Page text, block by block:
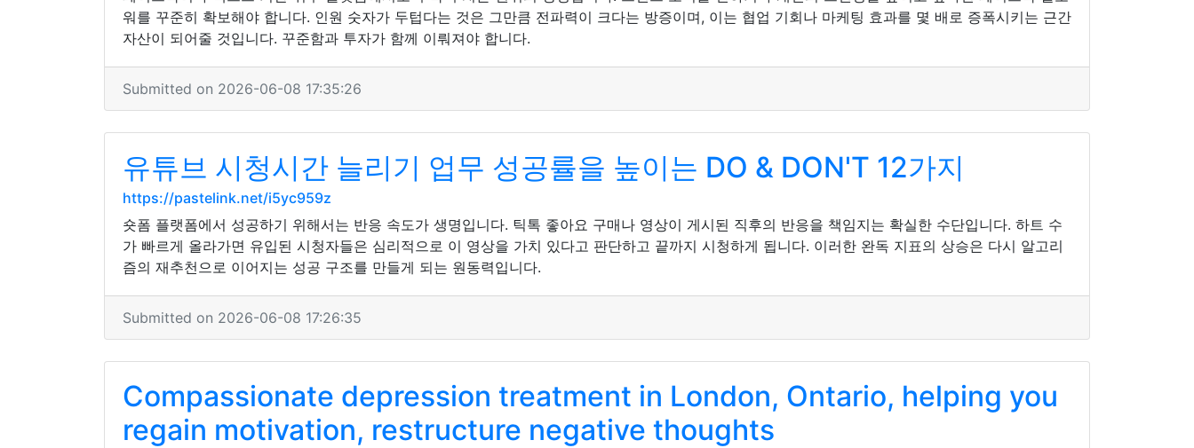
워를 꾸준히 확보해야 합니다. 인원 숫자가 두텁다는 것은 그만큼 전파력이 크다는 방증이며, 이는 협업 기회나 마케팅 효과를 몇 배로 증폭시키는 근간
자산이 되어줄 것입니다. 꾸준함과 투자가 함께 이뤄져야 합니다.
Submitted on 2026-06-08 17:35:26
유튜브 시청시간 늘리기 업무 성공률을 높이는 DO & DON'T 12가지
https://pastelink.net/i5yc959z
숏폼 플랫폼에서 성공하기 위해서는 반응 속도가 생명입니다. 틱톡 좋아요 구매나 영상이 게시된 직후의 반응을 책임지는 확실한 수단입니다. 하트 수
가 빠르게 올라가면 유입된 시청자들은 심리적으로 이 영상을 가치 있다고 판단하고 끝까지 시청하게 됩니다. 이러한 완독 지표의 상승은 다시 알고리
즘의 재추천으로 이어지는 성공 구조를 만들게 되는 원동력입니다.
Submitted on 2026-06-08 17:26:35
Compassionate depression treatment in London, Ontario, helping you
regain motivation, restructure negative thoughts